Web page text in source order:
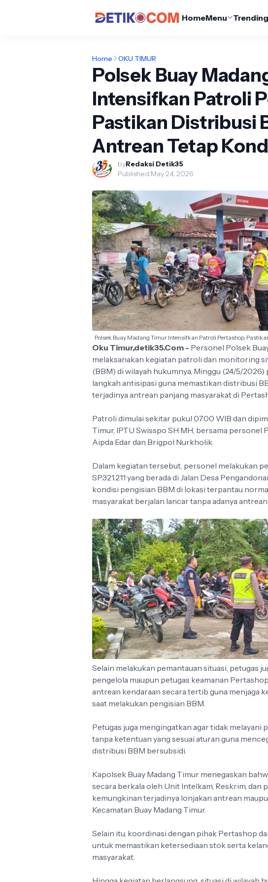
HomeMenu Trending
Home OKU TIMUR
Polsek Buay
Intensifkan Patroli
Pastikan Distribusi
Antrean Tetap
byRedaksi Detik35
Published:May 24, 2026
Polsek Buay Madang Timur Intensifkan Patroli Pertashop,
Oku Timur,detik35.Com - Personel Polsek
melaksanakan kegiatan patroli dan monitoring
(BBM) di wilayah hukumnya, Minggu (24/5/2026)
langkah antisipasi guna memastikan distribusi
terjadinya antrean panjang masyarakat di
Patroli dimulai sekitar pukul 07.00 WIB dan
Timur, IPTU Swisspo SH MH, bersama personel
Aipda Edar dan Brigpol Nurkholik.
Dalam kegiatan tersebut, personel melakukan
SP.321.211 yang berada di Jalan Desa
kondisi pengisian BBM di lokasi terpantau
masyarakat berjalan lancar tanpa adanya
Selain melakukan pemantauan situasi, petugas
pengelola maupun petugas keamanan
antrean kendaraan secara tertib guna menjaga
saat melakukan pengisian BBM.
Petugas juga mengingatkan agar tidak
tanpa ketentuan yang sesuai aturan guna
distribusi BBM bersubsidi.
Kapolsek Buay Madang Timur menegaskan
secara berkala oleh Unit Intelkam, Reskrim, dan
kemungkinan terjadinya lonjakan antrean
Kecamatan Buay Madang Timur.
Selain itu, koordinasi dengan pihak Pertashop
untuk memastikan ketersediaan stok serta
masyarakat.